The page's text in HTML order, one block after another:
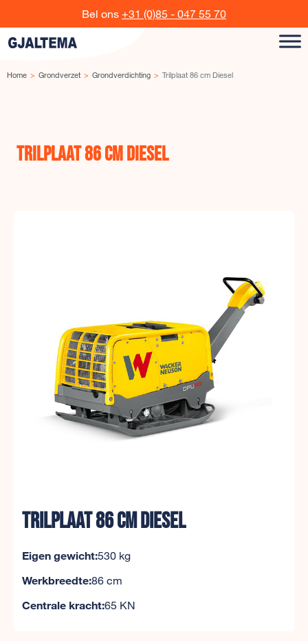
Ga naar de inhoudBel ons +31 (0)85 - 047 55 70
Home Grondverzet Grondverdichting Trilplaat 86 cm Diesel
Trilplaat 86 cm Diesel
Trilplaat 86 cm Diesel
Eigen gewicht:530 kg
Werkbreedte:86 cm
Centrale kracht:65 KN